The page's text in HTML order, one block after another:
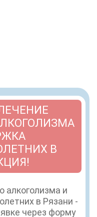
В
алкоголизма и
в Рязани -
через форму